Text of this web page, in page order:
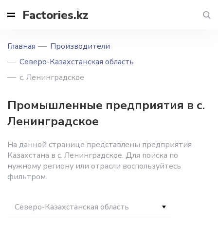
Factories.kz
Главная
Производители
Северо-Казахстанская область
с. Ленинградское
Промышленные предприятия в с.
Ленинградское
На данной странице представлены предприятия
Казахстана в с. Ленинградское. Для поиска по
нужному региону или отрасли воспользуйтесь
фильтром.
Северо-Казахстанская область